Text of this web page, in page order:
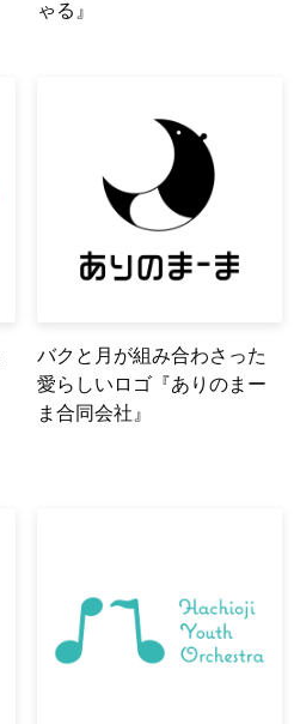
ゃる』
バクと月が組み合わさった
愛らしいロゴ『ありのまー
ま合同会社』